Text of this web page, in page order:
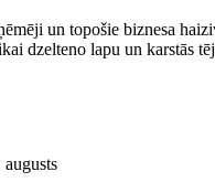
un topošie biznesa
dzelteno lapu un karstās
augusts